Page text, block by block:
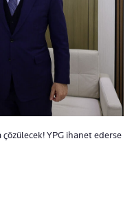
YPG ihanet ederse